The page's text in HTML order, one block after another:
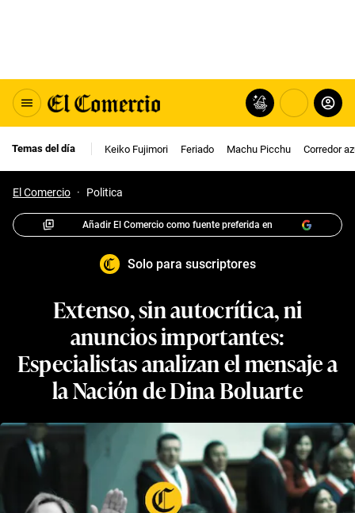
Temas del día Keiko Fujimori Feriado Machu Picchu Corredor
El Comercio · Politica
Añadir El Comercio como fuente preferida en
Solo para suscriptores
Extenso, sin autocrítica, ni
anuncios importantes:
Especialistas analizan el mensaje a
la Nación de Dina Boluarte